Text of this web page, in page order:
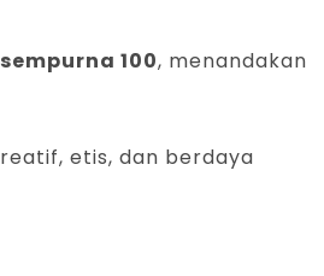
100, menandakan
etis, dan berdaya